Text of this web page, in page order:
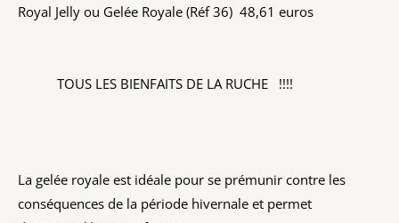
Royal Jelly ou Gelée Royale (Réf 36) 48,61 euros
TOUS LES BIENFAITS DE LA RUCHE !!!!
La gelée royale est idéale pour se prémunir contre les
conséquences de la période hivernale et permet